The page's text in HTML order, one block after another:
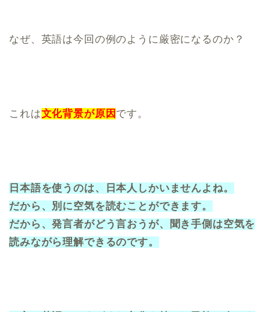
なぜ、英語は今回の例のように厳密になるのか？
これは文化背景が原因 です。
日本語を使うのは、日本人しかいませんよね。
だから、別に空気を読むことができます。
だから、発言者がどう言おうが、聞き手側は空気を
読みながら理解できるのです。